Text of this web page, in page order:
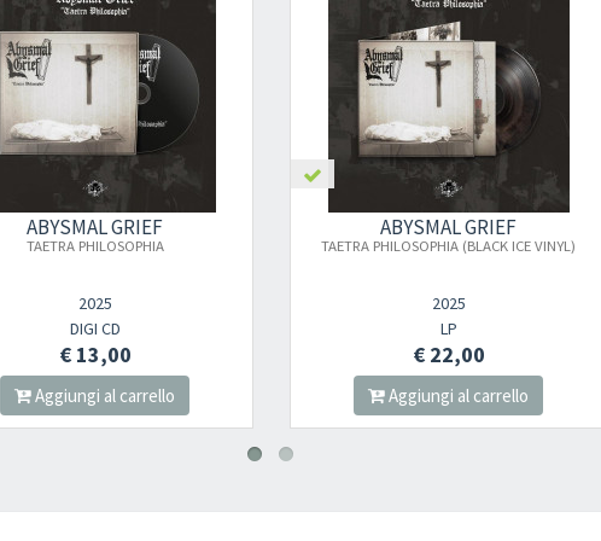
ABYSMAL GRIEF
TAETRA PHILOSOPHIA (BLACK ICE VINYL)
Aggiungi al carrello
ABYSMAL
TAETRA PHILOSOPHIA
Aggiungi al